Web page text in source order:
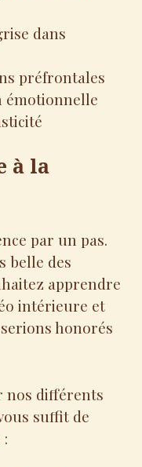
dans
préfrontales
émotionnelle
à la
par un pas.
belle des
apprendre
intérieure et
honorés
nos différents
suffit de